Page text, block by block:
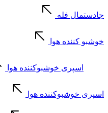
جادستمال فله
خوشبو کننده هوا
اسپری خوشبوکننده هوا
اسپری خوشبوکننده هوا